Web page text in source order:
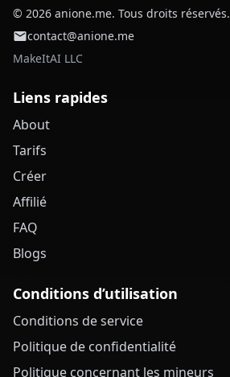
© 2026 anione.me. Tous droits réservés.
contact@anione.me
MakeItAI LLC
Liens rapides
About
Tarifs
Créer
Affilié
FAQ
Blogs
Conditions d’utilisation
Conditions de service
Politique de confidentialité
Politique concernant les mineurs